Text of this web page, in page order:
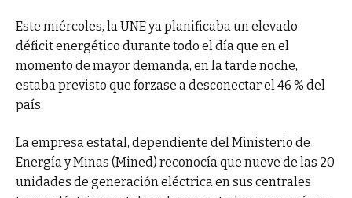
Este miércoles, la UNE ya planificaba un elevado
déficit energético durante todo el día que en el
momento de mayor demanda, en la tarde noche,
estaba previsto que forzase a desconectar el 46 % del
país.
La empresa estatal, dependiente del Ministerio de
Energía y Minas (Mined) reconocía que nueve de las 20
unidades de generación eléctrica en sus centrales